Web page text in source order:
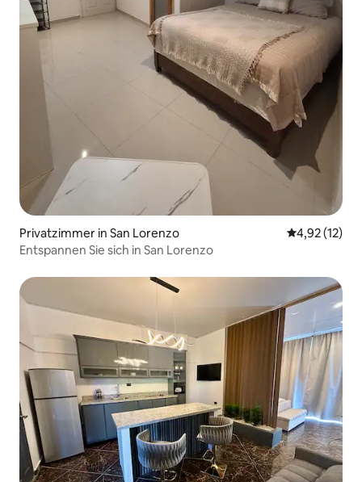
Privatzimmer in San Lorenzo
4,92 (12)
Entspannen Sie sich in San Lorenzo